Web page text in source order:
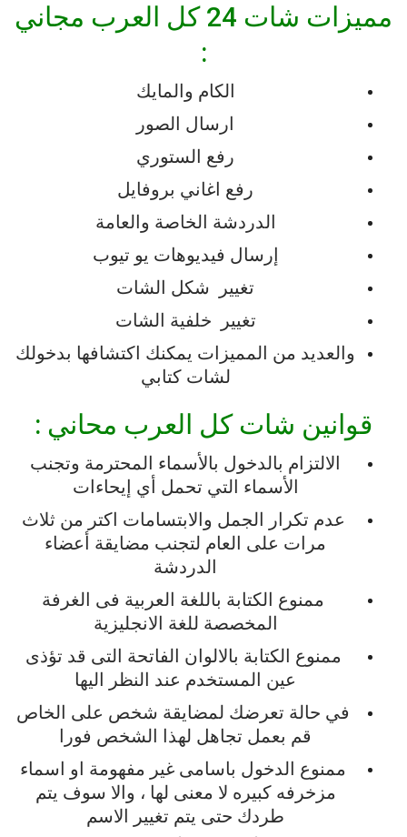
مميزات شات 24 كل العرب مجاني
:
الكام والمايك
ارسال الصور
رفع الستوري
رفع اغاني بروفايل
الدردشة الخاصة والعامة
إرسال فيديوهات يو تيوب
تغيير
شكل الشات
تغيير
خلفية الشات
والعديد من المميزات يمكنك اكتشافها بدخولك
لشات كتابي
قوانين شات كل العرب محاني :
الالتزام بالدخول بالأسماء المحترمة وتجنب
الأسماء التي تحمل أي إيحاءات
عدم تكرار الجمل والابتسامات اكتر من ثلاث
مرات على العام لتجنب مضايقة أعضاء
الدردشة
ممنوع الكتابة باللغة العربية فى الغرفة
المخصصة للغة الانجليزية
ممنوع الكتابة بالالوان الفاتحة التى قد تؤذى
عين المستخدم عند النظر اليها
في حالة تعرضك لمضايقة شخص على الخاص
قم بعمل تجاهل لهذا الشخص فورا
ممنوع الدخول باسامى غير مفهومة او اسماء
مزخرفه كبيره لا معنى لها ، والا سوف يتم
طردك حتى يتم تغيير الاسم